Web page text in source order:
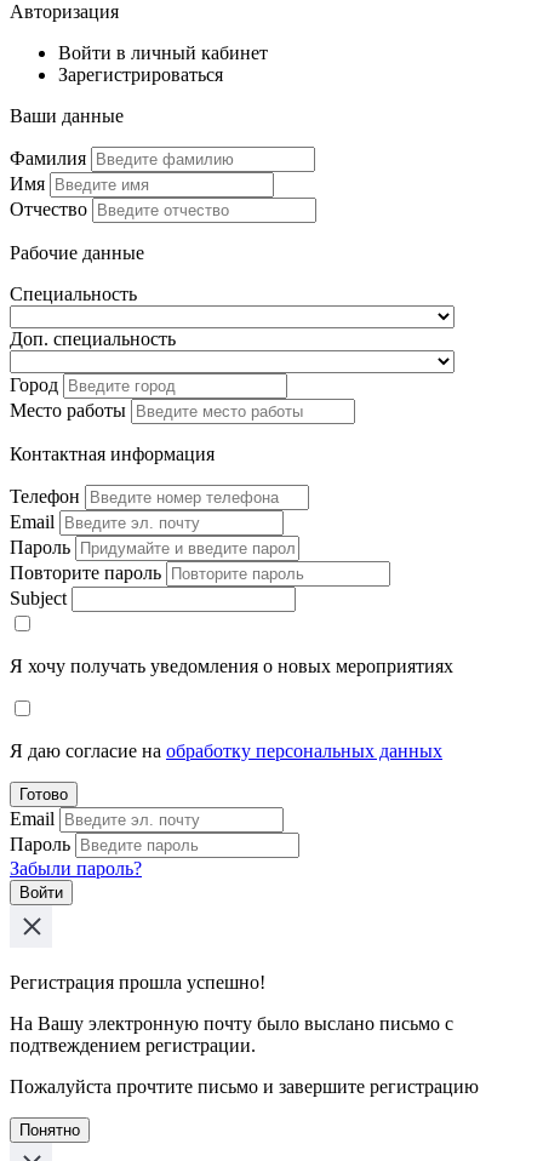
Авторизация
Войти в личный кабинет
Зарегистрироваться
Ваши данные
Фамилия
Имя
Отчество
Рабочие данные
Специальность
Доп. специальность
Город
Место работы
Контактная информация
Телефон
Email
Пароль
Повторите пароль
Subject
Я хочу получать уведомления о новых мероприятиях
Я даю согласие на обработку персональных данных
Готово
Email
Пароль
Забыли пароль?
Войти
Регистрация прошла успешно!
На Вашу электронную почту было выслано письмо с
подтвеждением регистрации.
Пожалуйста прочтите письмо и завершите регистрацию
Понятно